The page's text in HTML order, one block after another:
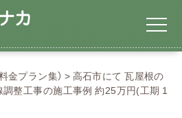
金プラン集）
高石市にて 瓦屋根の
整工事の施工事例 約25万円(工期 1